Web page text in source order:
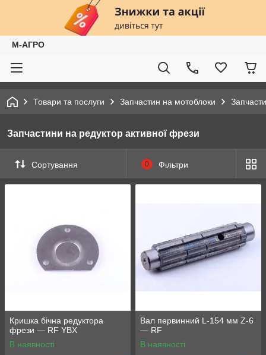
М-АГРО
Товари та послуги Запчастин на мотоблоки
Запчастини на редуктор активної фрези
Сортування 0 Фільтри
Кришка бічна редуктора
фрези — RF YBX
В наявності
Вал первинний L-154 мм Z-6
— RF
В наявності